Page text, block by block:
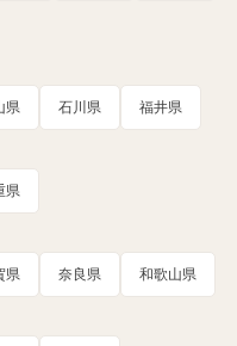
県 石川県 福井県
県
県 奈良県 和歌山県